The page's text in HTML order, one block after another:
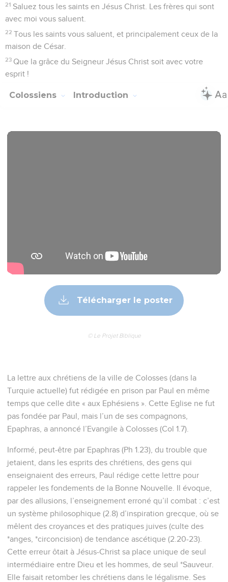
21 Saluez tous les saints en Jésus Christ. Les frères qui sont
avec moi vous saluent.
22 Tous les saints vous saluent, et principalement ceux de la
maison de César.
23 Que la grâce du Seigneur Jésus Christ soit avec votre
esprit !
Colossiens Introduction
Télécharger le poster
© Le Projet Biblique
La lettre aux chrétiens de la ville de Colosses (dans la
Turquie actuelle) fut rédigée en prison par Paul en même
temps que celle dite « aux Ephésiens ». Cette Eglise ne fut
pas fondée par Paul, mais l’un de ses compagnons,
Epaphras, a annoncé l’Evangile à Colosses (Col 1.7).
Informé, peut-être par Epaphras (Ph 1.23), du trouble que
jetaient, dans les esprits des chrétiens, des gens qui
enseignaient des erreurs, Paul rédige cette lettre pour
rappeler les fondements de la Bonne Nouvelle. Il évoque,
par des allusions, l’enseignement erroné qu’il combat : c’est
un système philosophique (2.8) d’inspiration grecque, où se
mêlent des croyances et des pratiques juives (culte des
*anges, *circoncision) de tendance ascétique (2.20-23).
Cette erreur ôtait à Jésus-Christ sa place unique de seul
intermédiaire entre Dieu et les hommes, de seul *Sauveur.
Elle faisait retomber les chrétiens dans le légalisme. Ses